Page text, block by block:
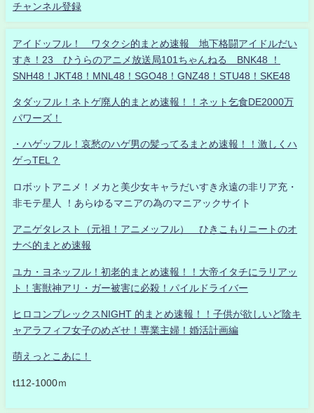
チャンネル登録
アイドッフル！ ワタクシ的まとめ速報 地下格闘アイドルだい
すき！23 ひうらのアニメ放送局101ちゃんねる BNK48 ！
SNH48！JKT48！MNL48！SGO48！GNZ48！STU48！SKE48
タダッフル！ネトゲ廃人的まとめ速報！！ネット乞食DE2000万
パワーズ！
・ハゲッフル！哀愁のハゲ男の髪ってるまとめ速報！！激しくハ
ゲっTEL？
ロボットアニメ！メカと美少女キャラだいすき永遠の非リア充・
非モテ星人 ！あらゆるマニアの為のマニアックサイト
アニゲタレスト（元祖！アニメッフル） ひきこもりニートのオ
ナベ的まとめ速報
ユカ・ヨネッフル！初老的まとめ速報！！大帝イタチにラリアッ
ト！害獣神アリ・ガー被害に必殺！パイルドライバー
ヒロコンプレックスNIGHT 的まとめ速報！！子供が欲しいど陰キ
ャアラフィフ女子のめざせ！専業主婦！婚活計画編
萌えっとこあに！
t112-1000ｍ